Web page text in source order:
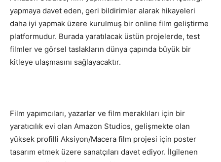
yapmaya davet eden, geri bildirimler alarak hikayeleri
daha iyi yapmak üzere kurulmuş bir online film geliştirme
platformudur. Burada yaratılacak üstün projelerde, test
filmler ve görsel taslakların dünya çapında büyük bir
kitleye ulaşmasını sağlayacaktır.
Film yapımcıları, yazarlar ve film meraklıları için bir
yaratıcılık evi olan Amazon Studios, gelişmekte olan
yüksek profilli Aksiyon/Macera film projesi için poster
tasarım etmek üzere sanatçıları davet ediyor. İlgilenen